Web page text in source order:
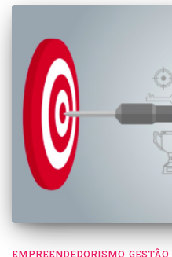
EMPREENDEDORISMO GESTÃO